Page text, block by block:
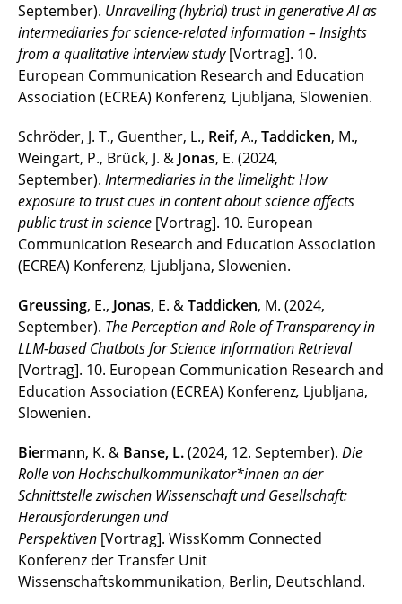
September). Unravelling (hybrid) trust in generative AI as
intermediaries for science-related information – Insights
from a qualitative interview study[Vortrag]. 10.
European Communication Research and Education
Association (ECREA) Konferenz, Ljubljana, Slowenien.
Schröder, J. T., Guenther, L., Reif, A., Taddicken, M.,
Weingart, P., Brück, J. & Jonas, E. (2024,
September). Intermediaries in the limelight: How
exposure to trust cues in content about science affects
public trust in science [Vortrag]. 10. European
Communication Research and Education Association
(ECREA) Konferenz, Ljubljana, Slowenien.
Greussing, E., Jonas, E. &Taddicken, M. (2024,
September). The Perception and Role of Transparency in
LLM-based Chatbots for Science Information Retrieval
[Vortrag]. 10. European Communication Research and
Education Association (ECREA) Konferenz, Ljubljana,
Slowenien.
Biermann, K. & Banse, L.(2024, 12. September). Die
Rolle von Hochschulkommunikator*innen an der
Schnittstelle zwischen Wissenschaft und Gesellschaft:
Herausforderungen und
Perspektiven [Vortrag]. WissKomm Connected
Konferenz der Transfer Unit
Wissenschaftskommunikation, Berlin, Deutschland.